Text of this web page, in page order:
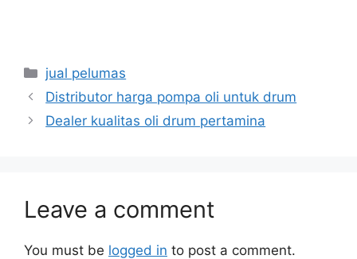
jual pelumas
Distributor harga pompa oli untuk drum
Dealer kualitas oli drum pertamina
Leave a comment
You must be logged in to post a comment.